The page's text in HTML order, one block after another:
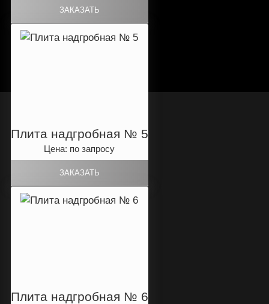
Плита надгробная № 5
Цена: по запросу
Плита надгробная № 6